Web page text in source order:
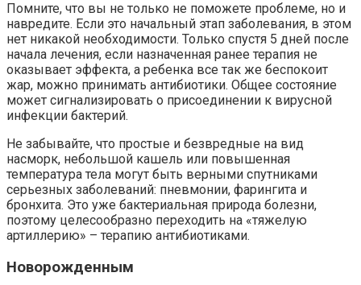
Помните, что вы не только не поможете проблеме, но и
навредите. Если это начальный этап заболевания, в этом
нет никакой необходимости. Только спустя 5 дней после
начала лечения, если назначенная ранее терапия не
оказывает эффекта, а ребенка все так же беспокоит
жар, можно принимать антибиотики. Общее состояние
может сигнализировать о присоединении к вирусной
инфекции бактерий.
Не забывайте, что простые и безвредные на вид
насморк, небольшой кашель или повышенная
температура тела могут быть верными спутниками
серьезных заболеваний: пневмонии, фарингита и
бронхита. Это уже бактериальная природа болезни,
поэтому целесообразно переходить на «тяжелую
артиллерию» – терапию антибиотиками.
Новорожденным